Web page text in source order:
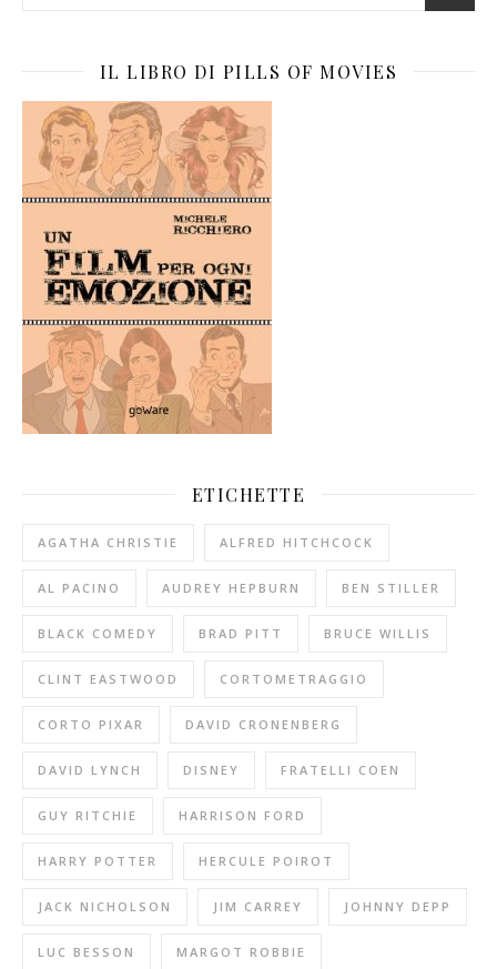
IL LIBRO DI PILLS OF MOVIES
ETICHETTE
AGATHA CHRISTIE ALFRED HITCHCOCK
AL PACINO AUDREY HEPBURN BEN STILLER
BLACK COMEDY BRAD PITT BRUCE WILLIS
CLINT EASTWOOD CORTOMETRAGGIO
CORTO PIXAR DAVID CRONENBERG
DAVID LYNCH DISNEY FRATELLI COEN
GUY RITCHIE HARRISON FORD
HARRY POTTER HERCULE POIROT
JACK NICHOLSON JIM CARREY JOHNNY DEPP
LUC BESSON MARGOT ROBBIE